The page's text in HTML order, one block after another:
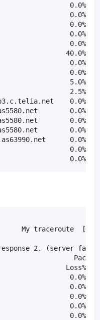
0.0%
0.0%
0.0%
0.0%
0.0%
40.0%
0.0%
0.0%
5.0%
2.5%
b3.c.telia.net    0.0%
0.0%
0.0%
0.0%
0.0%
0.0%
0.0%
My traceroute
response 2. (server
Loss%   Snt
0.0%
0.0%
0.0%
0.0%
0.0%